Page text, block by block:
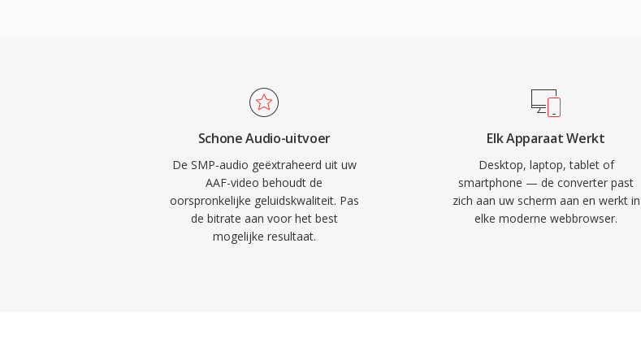
Schone Audio-uitvoer
De SMP-audio geëxtraheerd uit uw
AAF-video behoudt de
oorspronkelijke geluidskwaliteit. Pas
de bitrate aan voor het best
mogelijke resultaat.
Elk Apparaat Werkt
Desktop, laptop, tablet of
smartphone — de converter past
zich aan uw scherm aan en werkt in
elke moderne webbrowser.